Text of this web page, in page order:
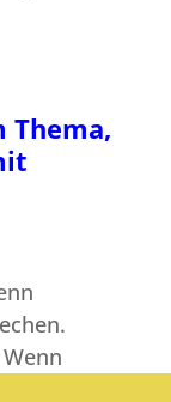
Thema,
Wenn